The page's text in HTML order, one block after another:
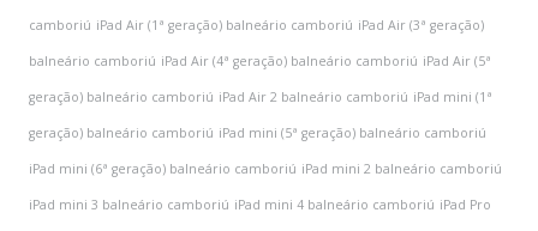
camboriú iPad Air (1ª geração) balneário camboriú iPad Air (3ª geração)
balneário camboriú iPad Air (4ª geração) balneário camboriú iPad Air (5ª
geração) balneário camboriú iPad Air 2 balneário camboriú iPad mini (1ª
geração) balneário camboriú iPad mini (5ª geração) balneário camboriú
iPad mini (6ª geração) balneário camboriú iPad mini 2 balneário camboriú
iPad mini 3 balneário camboriú iPad mini 4 balneário camboriú iPad Pro